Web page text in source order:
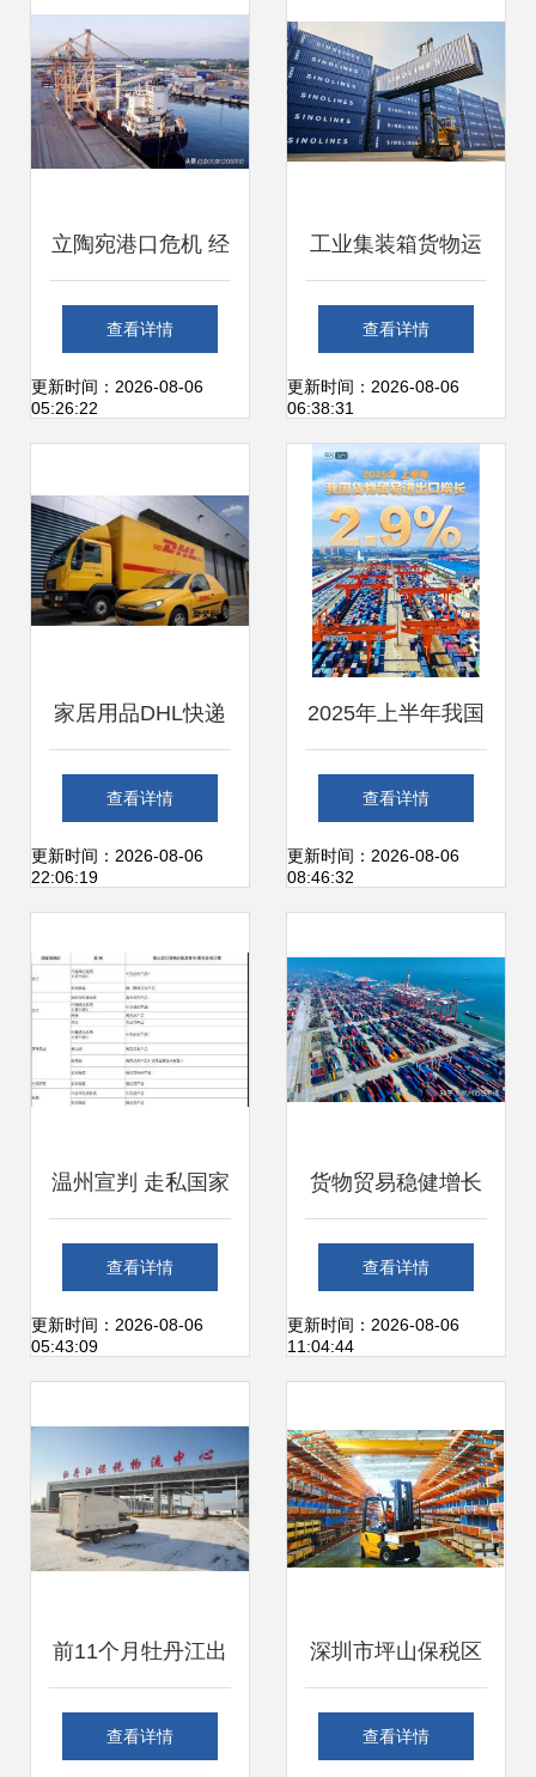
迎发展机遇
立陶宛港口危机 经
济下滑的警示
查看详情
更新时间：2026-08-06
05:26:22
工业集装箱货物运
输的进出口系统管
理与堆场优化
查看详情
更新时间：2026-08-06
06:38:31
家居用品DHL快递
进口报关清关全流
程指南 从货件到放
查看详情
更新时间：2026-08-06
22:06:19
2025年上半年我国
货物贸易 出口稳步
增长，内需成核心
查看详情
更新时间：2026-08-06
08:46:32
温州宣判 走私国家
禁止进出口货物案
尘埃落定
查看详情
更新时间：2026-08-06
05:43:09
货物贸易稳健增长
8月我国国际收支
货物和服务贸易进
查看详情
更新时间：2026-08-06
11:04:44
前11个月牡丹江出
口贸易额同比增长
查看详情
深圳市坪山保税区
物流仓库出租与货
查看详情